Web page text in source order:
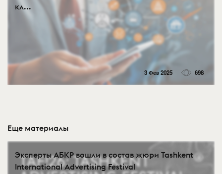
кл...
3 Фев 2025 698
Еще материалы
Эксперты АБКР вошли в состав жюри Tashkent
International Advertising Festival